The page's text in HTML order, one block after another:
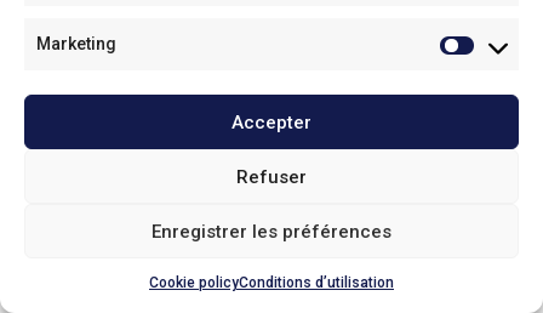
Marketing
Accepter
Refuser
Enregistrer les préférences
Cookie policyConditions d’utilisation
Enlèvement
© 2025Foster
Haut de page